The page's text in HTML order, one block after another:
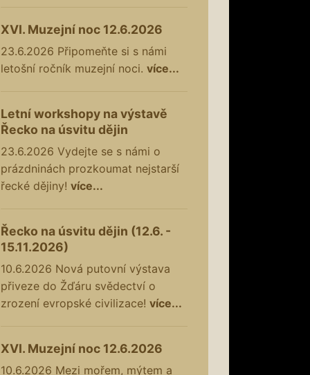
XVI. Muzejní noc 12.6.2026
23.6.2026 Připomeňte si s námi
letošní ročník muzejní noci. více...
Letní workshopy na výstavě
Řecko na úsvitu dějin
23.6.2026 Vydejte se s námi o
prázdninách prozkoumat nejstarší
řecké dějiny! více...
Řecko na úsvitu dějin (12.6. -
15.11.2026)
10.6.2026 Nová putovní výstava
přiveze do Žďáru svědectví o
zrození evropské civilizace! více...
XVI. Muzejní noc 12.6.2026
10.6.2026 Mezi mořem, mýtem a